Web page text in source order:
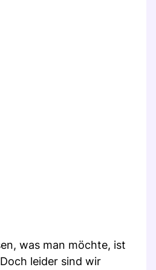
was man möchte, ist
leider sind wir